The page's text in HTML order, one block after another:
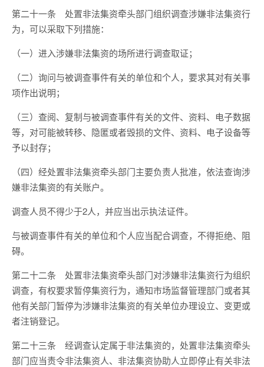
第二十一条 处置非法集资牵头部门组织调查涉嫌非法集资行
为，可以采取下列措施：
（一）进入涉嫌非法集资的场所进行调查取证；
（二）询问与被调查事件有关的单位和个人，要求其对有关事
项作出说明；
（三）查阅、复制与被调查事件有关的文件、资料、电子数据
等，对可能被转移、隐匿或者毁损的文件、资料、电子设备等
予以封存；
（四）经处置非法集资牵头部门主要负责人批准，依法查询涉
嫌非法集资的有关账户。
调查人员不得少于2人，并应当出示执法证件。
与被调查事件有关的单位和个人应当配合调查，不得拒绝、阻
碍。
第二十二条 处置非法集资牵头部门对涉嫌非法集资行为组织
调查，有权要求暂停集资行为，通知市场监督管理部门或者其
他有关部门暂停为涉嫌非法集资的有关单位办理设立、变更或
者注销登记。
第二十三条 经调查认定属于非法集资的，处置非法集资牵头
部门应当责令非法集资人、非法集资协助人立即停止有关非法